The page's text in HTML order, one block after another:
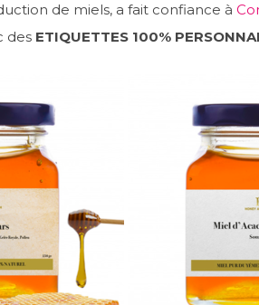
de miels, a fait confiance à
des ETIQUETTES 100%